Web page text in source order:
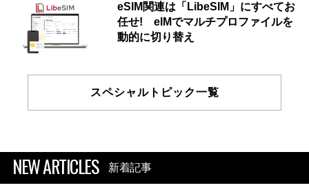
eSIM関連は「LibeSIM」にすべてお
任せ! eIMでマルチプロファイルを
動的に切り替え
スペシャルトピック一覧
NEW ARTICLES 新着記事